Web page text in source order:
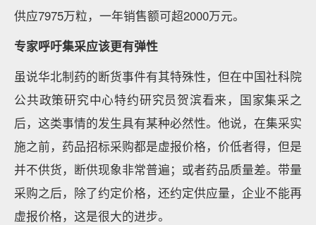
供应7975万粒，一年销售额可超2000万元。
专家呼吁集采应该更有弹性
虽说华北制药的断货事件有其特殊性，但在中国社科院
公共政策研究中心特约研究员贺滨看来，国家集采之
后，这类事情的发生具有某种必然性。他说，在集采实
施之前，药品招标采购都是虚报价格，价低者得，但是
并不供货，断供现象非常普遍；或者药品质量差。带量
采购之后，除了约定价格，还约定供应量，企业不能再
虚报价格，这是很大的进步。